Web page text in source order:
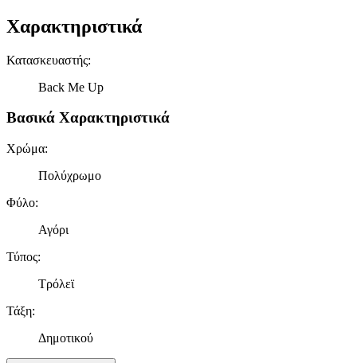
Χαρακτηριστικά
Κατασκευαστής:
Back Me Up
Βασικά Χαρακτηριστικά
Χρώμα:
Πολύχρωμο
Φύλο:
Αγόρι
Τύπος:
Τρόλεϊ
Τάξη:
Δημοτικού